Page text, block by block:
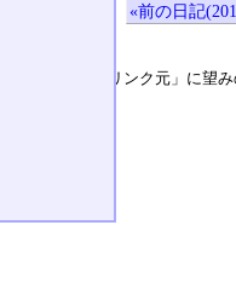
«前の日記
↑の「本日のリンク元」に望